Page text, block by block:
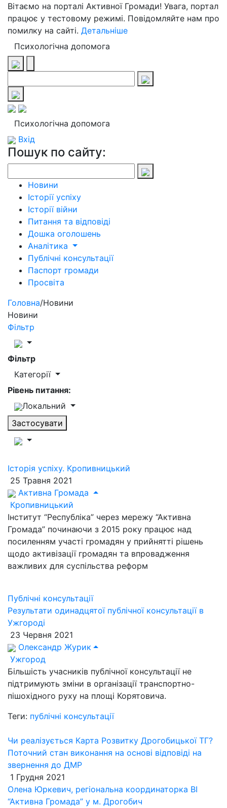
Вітаємо на порталі Активної Громади! Увага, портал
працює у тестовому режимі. Повідомляйте нам про
помилку на сайті. Детальніше
Психологічна допомога
Психологічна допомога
Вхід
Пошук по сайту:
Новини
Історії успіху
Історії війни
Питання та відповіді
Дошка оголошень
Аналітика
Публічні консультації
Паспорт громади
Просвіта
Головна/Новини
Новини
Фільтр
Фільтр
Категорії
Рівень питання:
Локальний
Застосувати
Історія успіху. Кропивницький
25 Травня 2021
Активна Громада
Кропивницький
Інститут “Республіка” через мережу “Активна
Громада” починаючи з 2015 року працює над
посиленням участі громадян у прийнятті рішень
щодо активізації громадян та впровадження
важливих для суспільства реформ
Публічні консультації
Результати одинадцятої публічної консультації в
Ужгороді
23 Червня 2021
Олександр Журик
Ужгород
Більшість учасників публічної консультації не
підтримують зміни в організації транспортно-
пішохідного руху на площі Корятовича.
Теги: публічні консультації
Чи реалізується Карта Розвитку Дрогобицької ТГ?
Поточний стан виконання на основі відповіді на
звернення до ДМР
1 Грудня 2021
Олена Юркевич, регіональна координаторка ВІ
“Активна Громада” у м. Дрогобич